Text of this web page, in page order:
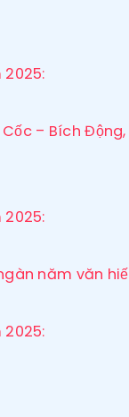
– Bích Động,
năm văn